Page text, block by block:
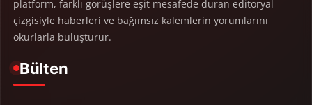
platform, farklı görüşlere eşit mesafede duran editoryal
çizgisiyle haberleri ve bağımsız kalemlerin yorumlarını
okurlarla buluşturur.
Bülten